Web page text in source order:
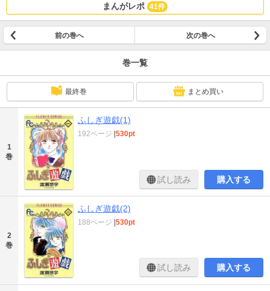
まんがレポ 41件
前の巻へ 次の巻へ
巻一覧
最終巻 まとめ買い
1
巻
ふしぎ遊戯(1)
192ページ |530pt
試し読み 購入する
2
巻
ふしぎ遊戯(2)
188ページ |530pt
試し読み 購入する